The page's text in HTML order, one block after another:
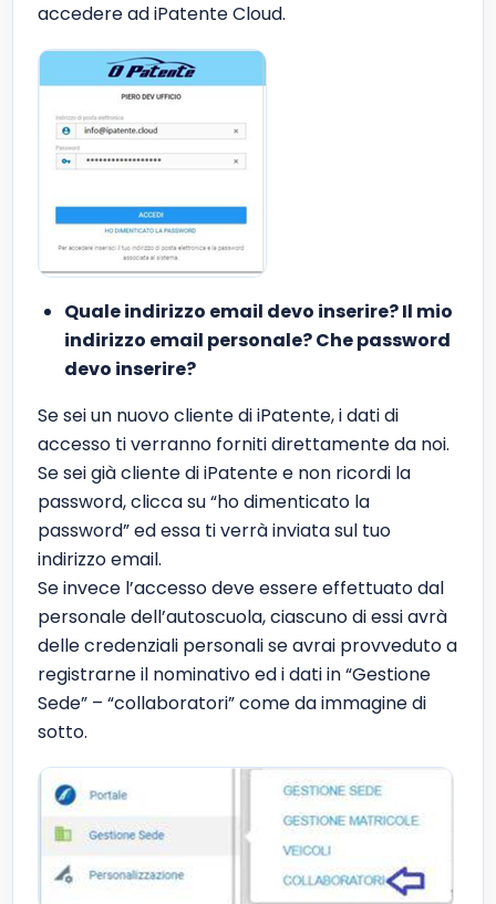
accedere ad iPatente Cloud.
Quale indirizzo email devo inserire? Il mio
indirizzo email personale? Che password
devo inserire?
Se sei un nuovo cliente di iPatente, i dati di
accesso ti verranno forniti direttamente da noi.
Se sei già cliente di iPatente e non ricordi la
password, clicca su “ho dimenticato la
password” ed essa ti verrà inviata sul tuo
indirizzo email.
Se invece l’accesso deve essere effettuato dal
personale dell’autoscuola, ciascuno di essi avrà
delle credenziali personali se avrai provveduto a
registrarne il nominativo ed i dati in “Gestione
Sede” – “collaboratori” come da immagine di
sotto.